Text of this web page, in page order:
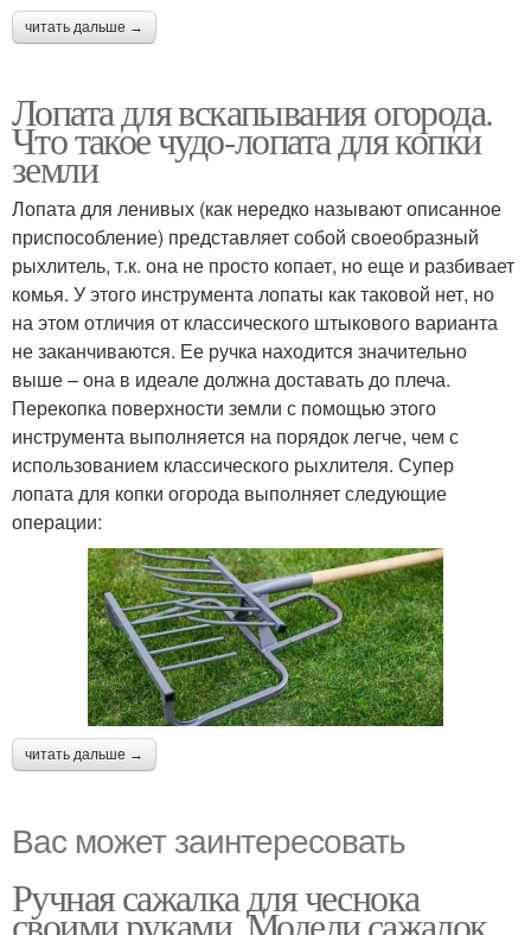
читать дальше →
Лопата для вскапывания огорода.
Что такое чудо-лопата для копки
земли
Лопата для ленивых (как нередко называют описанное
приспособление) представляет собой своеобразный
рыхлитель, т.к. она не просто копает, но еще и разбивает
комья. У этого инструмента лопаты как таковой нет, но
на этом отличия от классического штыкового варианта
не заканчиваются. Ее ручка находится значительно
выше – она в идеале должна доставать до плеча.
Перекопка поверхности земли с помощью этого
инструмента выполняется на порядок легче, чем с
использованием классического рыхлителя. Супер
лопата для копки огорода выполняет следующие
операции:
читать дальше →
Вас может заинтересовать
Ручная сажалка для чеснока